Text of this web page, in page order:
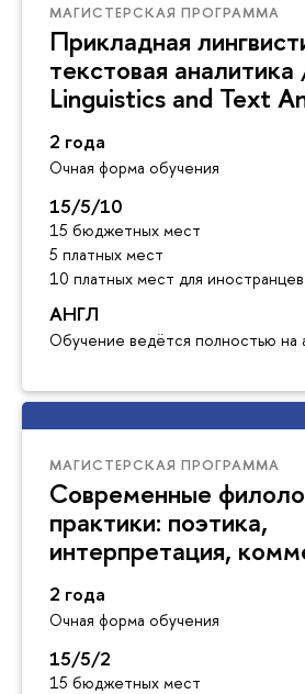
МАГИСТЕРСКАЯ ПРОГРАММА
Прикладная
текстовая
Linguistics and Text
2 года
Очная форма обучения
15/5/10
15 бюджетных мест
5 платных мест
10 платных мест для иностранцев
АНГЛ
Обучение ведётся полностью на
МАГИСТЕРСКАЯ ПРОГРАММА
Современные
практики: поэтика,
интерпретация,
2 года
Очная форма обучения
15/5/2
15 бюджетных мест